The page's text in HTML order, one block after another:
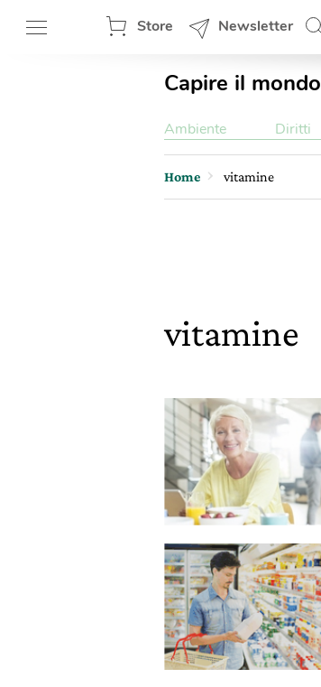
Store Newsletter
Capire il mondo
Ambiente Diritti
Home vitamine
vitamine